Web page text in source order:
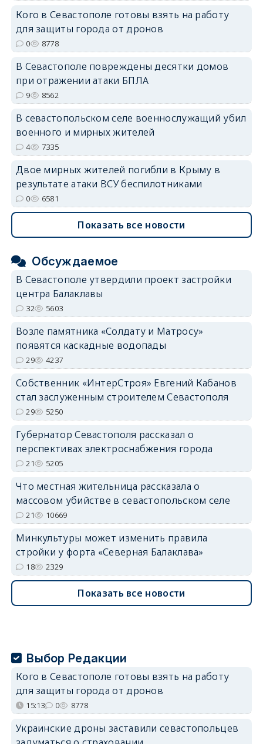
Кого в Севастополе готовы взять на работу
для защиты города от дронов
0 8778
В Севастополе повреждены десятки домов
при отражении атаки БПЛА
9 8562
В севастопольском селе военнослужащий убил
военного и мирных жителей
4 7335
Двое мирных жителей погибли в Крыму в
результате атаки ВСУ беспилотниками
0 6581
Показать все новости
Обсуждаемое
В Севастополе утвердили проект застройки
центра Балаклавы
32 5603
Возле памятника «Солдату и Матросу»
появятся каскадные водопады
29 4237
Собственник «ИнтерСтроя» Евгений Кабанов
стал заслуженным строителем Севастополя
29 5250
Губернатор Севастополя рассказал о
перспективах электроснабжения города
21 5205
Что местная жительница рассказала о
массовом убийстве в севастопольском селе
21 10669
Минкультуры может изменить правила
стройки у форта «Северная Балаклава»
18 2329
Показать все новости
Выбор Редакции
Кого в Севастополе готовы взять на работу
для защиты города от дронов
15:13 0 8778
Украинские дроны заставили севастопольцев